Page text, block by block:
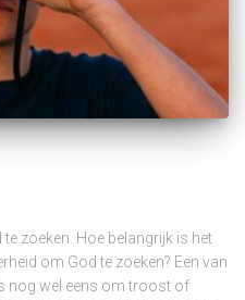
zoeken. Hoe belangrijk is het
om God te zoeken? Een van
nog wel eens om troost of